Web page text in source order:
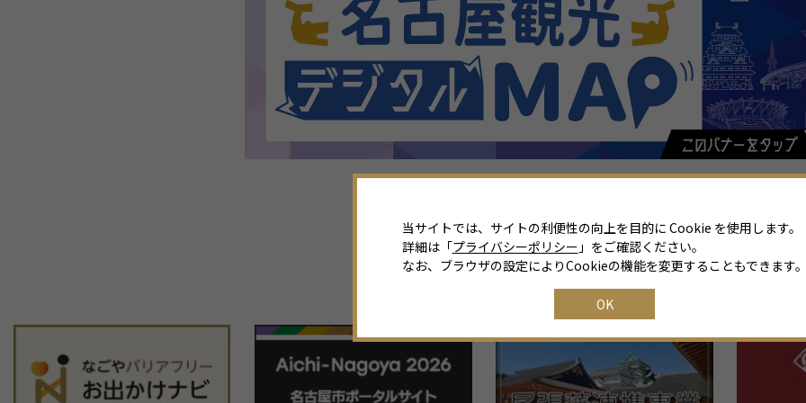
関連リンク
当サイトでは、サイトの利便性の向上を目的に Cookie を使用します。
詳細は「プライバシーポリシー 」をご確認ください。
なお、ブラウザの設定によりCookieの機能を変更することもできます
OK